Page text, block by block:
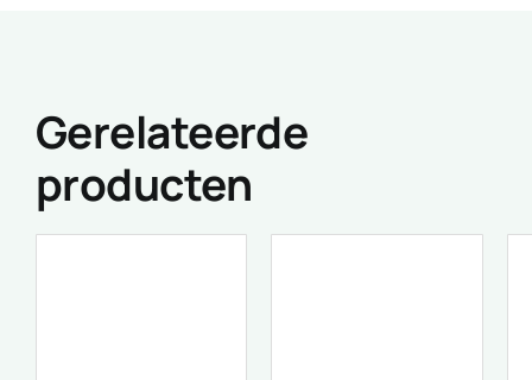
Gerelateerde
producten